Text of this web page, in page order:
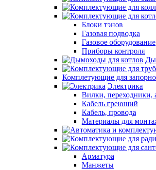
Блоки тэнов
Газовая подводка
Газовое оборудование
Приборы контроля
Комплетующие для
Электрика
Вилки, переходники,
Кабель греющий
Кабель, провода
Материалы для
Арматура
Манжеты